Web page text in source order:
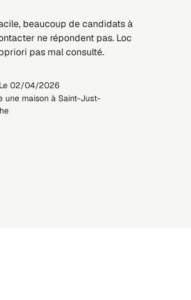
beaucoup de candidats à
ne répondent pas. Loc
pas mal consulté.
Le 02/04/2026
une maison à Saint-Just-